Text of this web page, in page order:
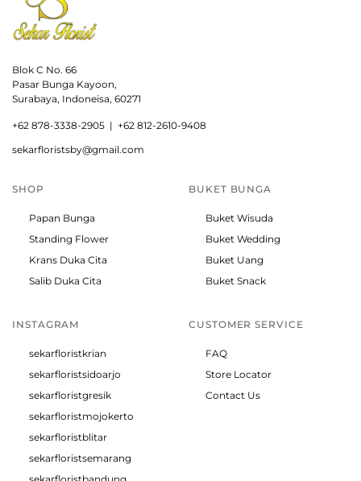
Blok C No. 66
Pasar Bunga Kayoon,
Surabaya, Indoneisa, 60271
+62 878-3338-2905 | +62 812-2610-9408
sekarfloristsby@gmail.com
SHOP
Papan Bunga
Standing Flower
Krans Duka Cita
Salib Duka Cita
BUKET BUNGA
Buket Wisuda
Buket Wedding
Buket Uang
Buket Snack
INSTAGRAM
sekarfloristkrian
sekarfloristsidoarjo
sekarfloristgresik
sekarfloristmojokerto
sekarfloristblitar
sekarfloristsemarang
CUSTOMER SERVICE
FAQ
Store Locator
Contact Us